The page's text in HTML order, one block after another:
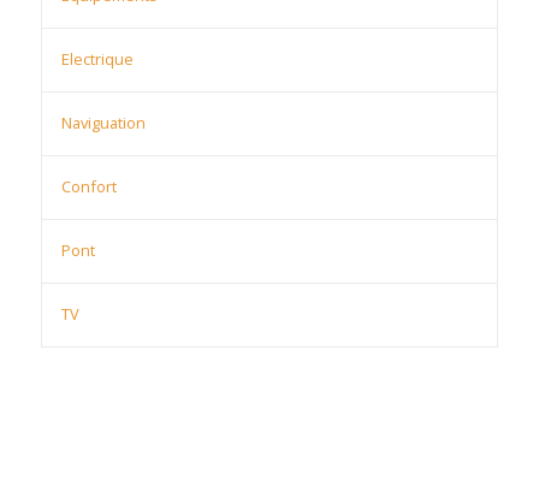
Electrique
Naviguation
Confort
Pont
TV